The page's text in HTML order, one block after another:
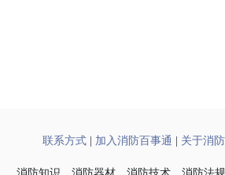
联系方式 加入消防百事通 关于消